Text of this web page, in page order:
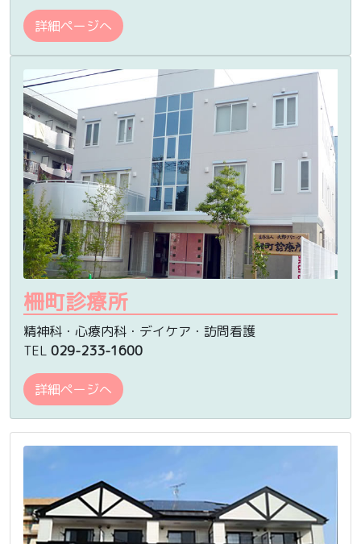
詳細ページへ
柵町診療所
精神科・心療内科・デイケア・訪問看護
TEL 029-233-1600
詳細ページへ